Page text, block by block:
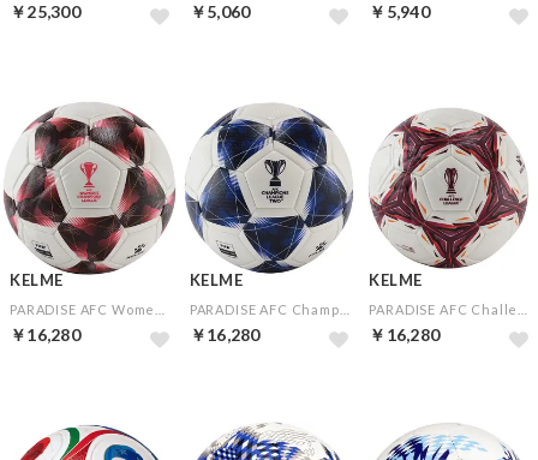
￥25,300 ￥5,060 ￥5,940
KELME
￥16,280
KELME
￥16,280
KELME
￥16,280